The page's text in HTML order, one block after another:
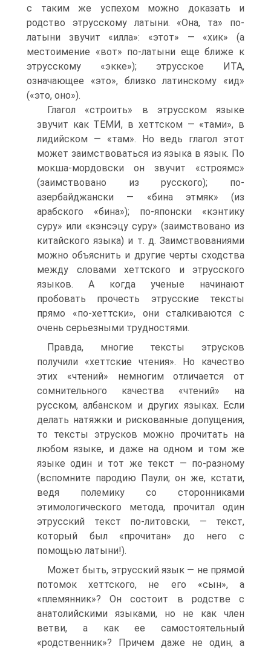
с таким же успехом можно доказать и
родство этрусскому латыни. «Она, та» по-
латыни звучит «илла»: «этот» — «хик» (а
местоимение «вот» по-латыни еще ближе к
этрусскому «экке»); этрусское ИТА,
означающее «это», близко латинскому «ид»
(«это, оно»).
Глагол «строить» в этрусском языке
звучит как ТЕМИ, в хеттском — «тами», в
лидийском — «там». Но ведь глагол этот
может заимствоваться из языка в язык. По
мокша-мордовски он звучит «строямс»
(заимствовано из русского); по-
азербайджански — «бина этмяк» (из
арабского «бина»); по-японски «кэнтику
суру» или «кэнсэцу суру» (заимствовано из
китайского языка) и т. д. Заимствованиями
можно объяснить и другие черты сходства
между словами хеттского и этрусского
языков. А когда ученые начинают
пробовать прочесть этрусские тексты
прямо «по-хеттски», они сталкиваются с
очень серьезными трудностями.
Правда, многие тексты этрусков
получили «хеттские чтения». Но качество
этих «чтений» немногим отличается от
сомнительного качества «чтений» на
русском, албанском и других языках. Если
делать натяжки и рискованные допущения,
то тексты этрусков можно прочитать на
любом языке, и даже на одном и том же
языке один и тот же текст — по-разному
(вспомните пародию Паули; он же, кстати,
ведя полемику со сторонниками
этимологического метода, прочитал один
этрусский текст по-литовски, — текст,
который был «прочитан» до него с
помощью латыни!).
Может быть, этрусский язык — не прямой
потомок хеттского, не его «сын», а
«племянник»? Он состоит в родстве с
анатолийскими языками, но не как член
ветви, а как ее самостоятельный
«родственник»? Причем даже не один, а